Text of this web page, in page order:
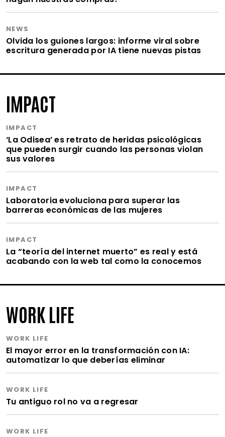
NEWS
Olvida los guiones largos: informe viral sobre
escritura generada por IA tiene nuevas pistas
IMPACT
IMPACT
‘La Odisea’ es retrato de heridas psicológicas
que pueden surgir cuando las personas violan
sus valores
IMPACT
Laboratoria evoluciona para superar las
barreras económicas de las mujeres
IMPACT
La “teoría del internet muerto” es real y está
acabando con la web tal como la conocemos
WORK LIFE
WORK LIFE
El mayor error en la transformación con IA:
automatizar lo que deberías eliminar
WORK LIFE
Tu antiguo rol no va a regresar
WORK LIFE